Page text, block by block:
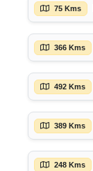
75 Kms
366 Kms
492 Kms
389 Kms
248 Kms